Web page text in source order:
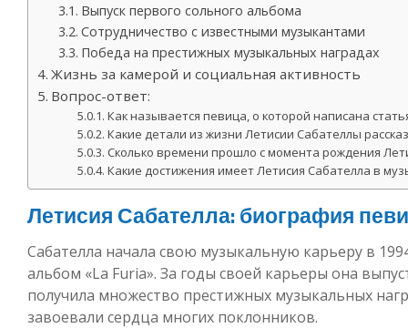
Выпуск первого сольного альбома
Сотрудничество с известными музыкантами
Победа на престижных музыкальных наградах
Жизнь за камерой и социальная активность
Вопрос-ответ:
Как называется певица, о которой написана
Какие детали из жизни Летисии Сабателлы
Сколько времени прошло с момента рождения
Какие достижения имеет Летисия Сабателла в
Летисия Сабателла: биография
Сабателла начала свою музыкальную карьеру в
альбом «La Furia». За годы своей карьеры она
получила множество престижных музыкальных
завоевали сердца многих поклонников.